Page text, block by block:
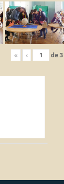
« ‹ de3